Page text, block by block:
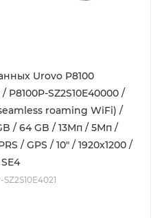
Urovo P8100
SZ2S10E40000 /
roaming WiFi) /
/ 64 GB / 13Мп / 5Мп /
/ GPS / 10" / 1920x1200 /